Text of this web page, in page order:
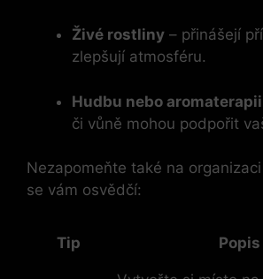
Živé rostliny – přinášejí
zlepšují atmosféru.
Hudbu nebo aromaterapii
či vůně mohou podpořit
Nezapomeňte také na
se vám osvědčí:
Tip Popis